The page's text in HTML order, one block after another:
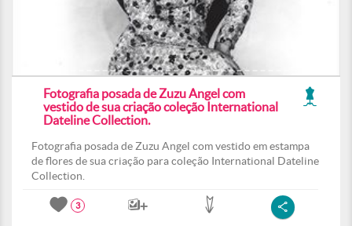
Fotografia posada de Zuzu Angel com
vestido de sua criação coleção International
Dateline Collection.
Fotografia posada de Zuzu Angel com vestido em estampa
de flores de sua criação para coleção International Dateline
Collection.
3